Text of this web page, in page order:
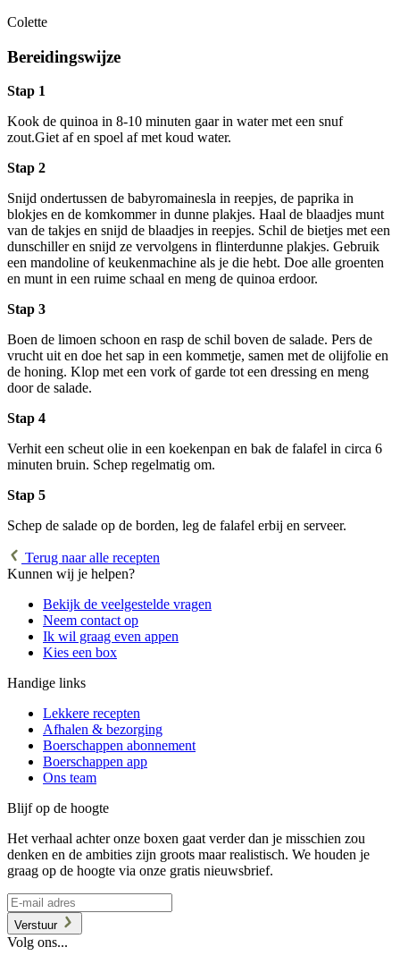
Colette
Bereidingswijze
Stap 1
Kook de quinoa in 8-10 minuten gaar in water met een snuf
zout.Giet af en spoel af met koud water.
Stap 2
Snijd ondertussen de babyromainesla in reepjes, de paprika in
blokjes en de komkommer in dunne plakjes. Haal de blaadjes munt
van de takjes en snijd de blaadjes in reepjes. Schil de bietjes met een
dunschiller en snijd ze vervolgens in flinterdunne plakjes. Gebruik
een mandoline of keukenmachine als je die hebt. Doe alle groenten
en munt in een ruime schaal en meng de quinoa erdoor.
Stap 3
Boen de limoen schoon en rasp de schil boven de salade. Pers de
vrucht uit en doe het sap in een kommetje, samen met de olijfolie en
de honing. Klop met een vork of garde tot een dressing en meng
door de salade.
Stap 4
Verhit een scheut olie in een koekenpan en bak de falafel in circa 6
minuten bruin. Schep regelmatig om.
Stap 5
Schep de salade op de borden, leg de falafel erbij en serveer.
Terug naar alle recepten
Kunnen wij je helpen?
Bekijk de veelgestelde vragen
Neem contact op
Ik wil graag even appen
Kies een box
Handige links
Lekkere recepten
Afhalen & bezorging
Boerschappen abonnement
Boerschappen app
Ons team
Blijf op de hoogte
Het verhaal achter onze boxen gaat verder dan je misschien zou
denken en de ambities zijn groots maar realistisch. We houden je
graag op de hoogte via onze gratis nieuwsbrief.
Verstuur
Volg ons...